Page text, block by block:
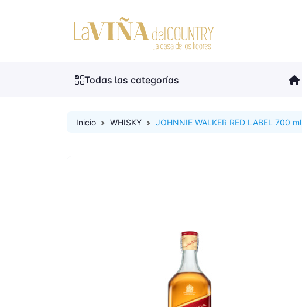
Todas las categorías
Inicio WHISKY JOHNNIE WALKER RED LABEL 700 ml